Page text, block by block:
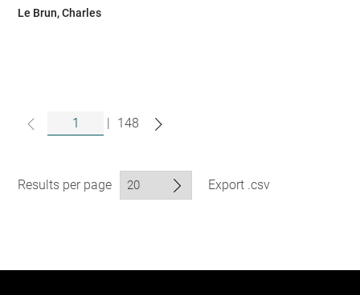
Le Brun, Charles
| 148
Results per page Export .csv